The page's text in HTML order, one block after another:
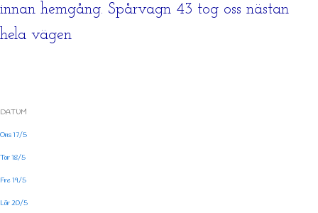
innan hemgång. Spårvagn 43 tog oss nästan
hela vägen
DATUM
Ons 17/5
Tor 18/5
Fre 19/5
Lör 20/5